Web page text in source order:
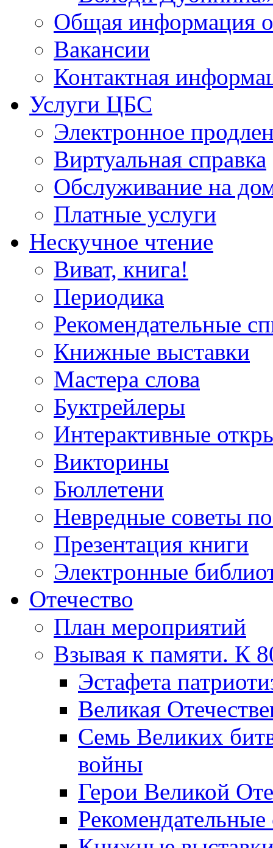
Общая информация
Вакансии
Контактная
Услуги ЦБС
Электронное
Виртуальная справка
Обслуживание на
Платные услуги
Нескучное чтение
Виват, книга!
Периодика
Рекомендательные
Книжные выставки
Мастера слова
Буктрейлеры
Интерактивные
Викторины
Бюллетени
Невредные советы
Презентация книги
Электронные
Отечество
План мероприятий
Взывая к памяти. К
Эcтафета
Великая
Семь Великих
войны
Герои Великой
Рекомендательные